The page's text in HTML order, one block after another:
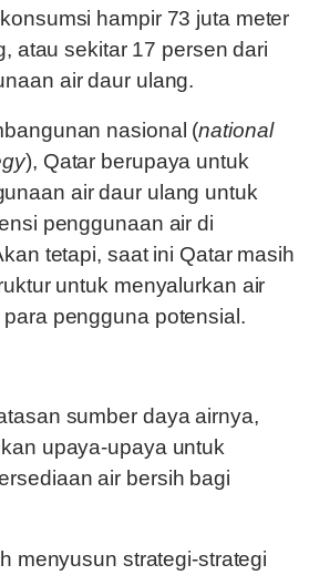
hampir 73 juta meter
atau sekitar 17 persen dari
air daur ulang.
nasional (national
), Qatar berupaya untuk
air daur ulang untuk
penggunaan air di
tetapi, saat ini Qatar masih
untuk menyalurkan air
pengguna potensial.
sumber daya airnya,
upaya-upaya untuk
air bersih bagi
menyusun strategi-strategi